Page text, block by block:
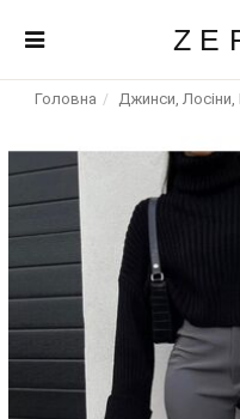
Головна Джинси,